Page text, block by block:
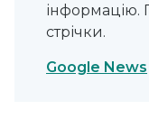
інформацію.
стрічки.
Google News